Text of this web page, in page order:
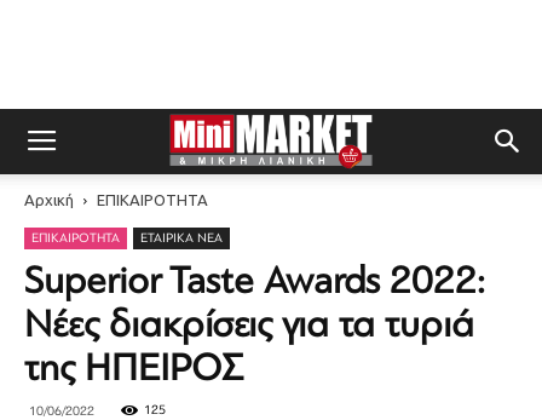
Αρχική ΕΠΙΚΑΙΡΟΤΗΤΑ
ΕΠΙΚΑΙΡΟΤΗΤΑ ΕΤΑΙΡΙΚΆ ΝΈΑ
Superior Taste Awards 2022:
Νέες διακρίσεις για τα τυριά
της ΗΠΕΙΡΟΣ
10/06/2022 125